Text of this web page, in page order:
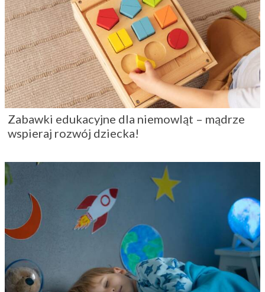
Zabawki edukacyjne dla niemowląt – mądrze
wspieraj rozwój dziecka!